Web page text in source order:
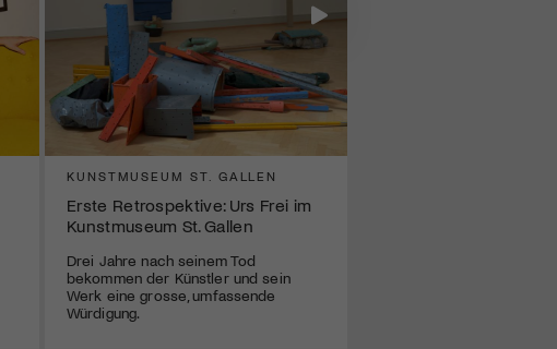
KUNSTMUSEUM ST. GALLEN
Erste Retrospektive: Urs Frei im
Kunstmuseum St. Gallen
Drei Jahre nach seinem Tod
bekommen der Künstler und sein
Werk eine grosse, umfassende
Würdigung.